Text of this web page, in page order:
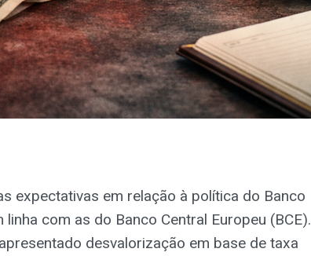
expectativas em relação à política do Banco
com as do Banco Central Europeu (BCE).
desvalorização em base de taxa